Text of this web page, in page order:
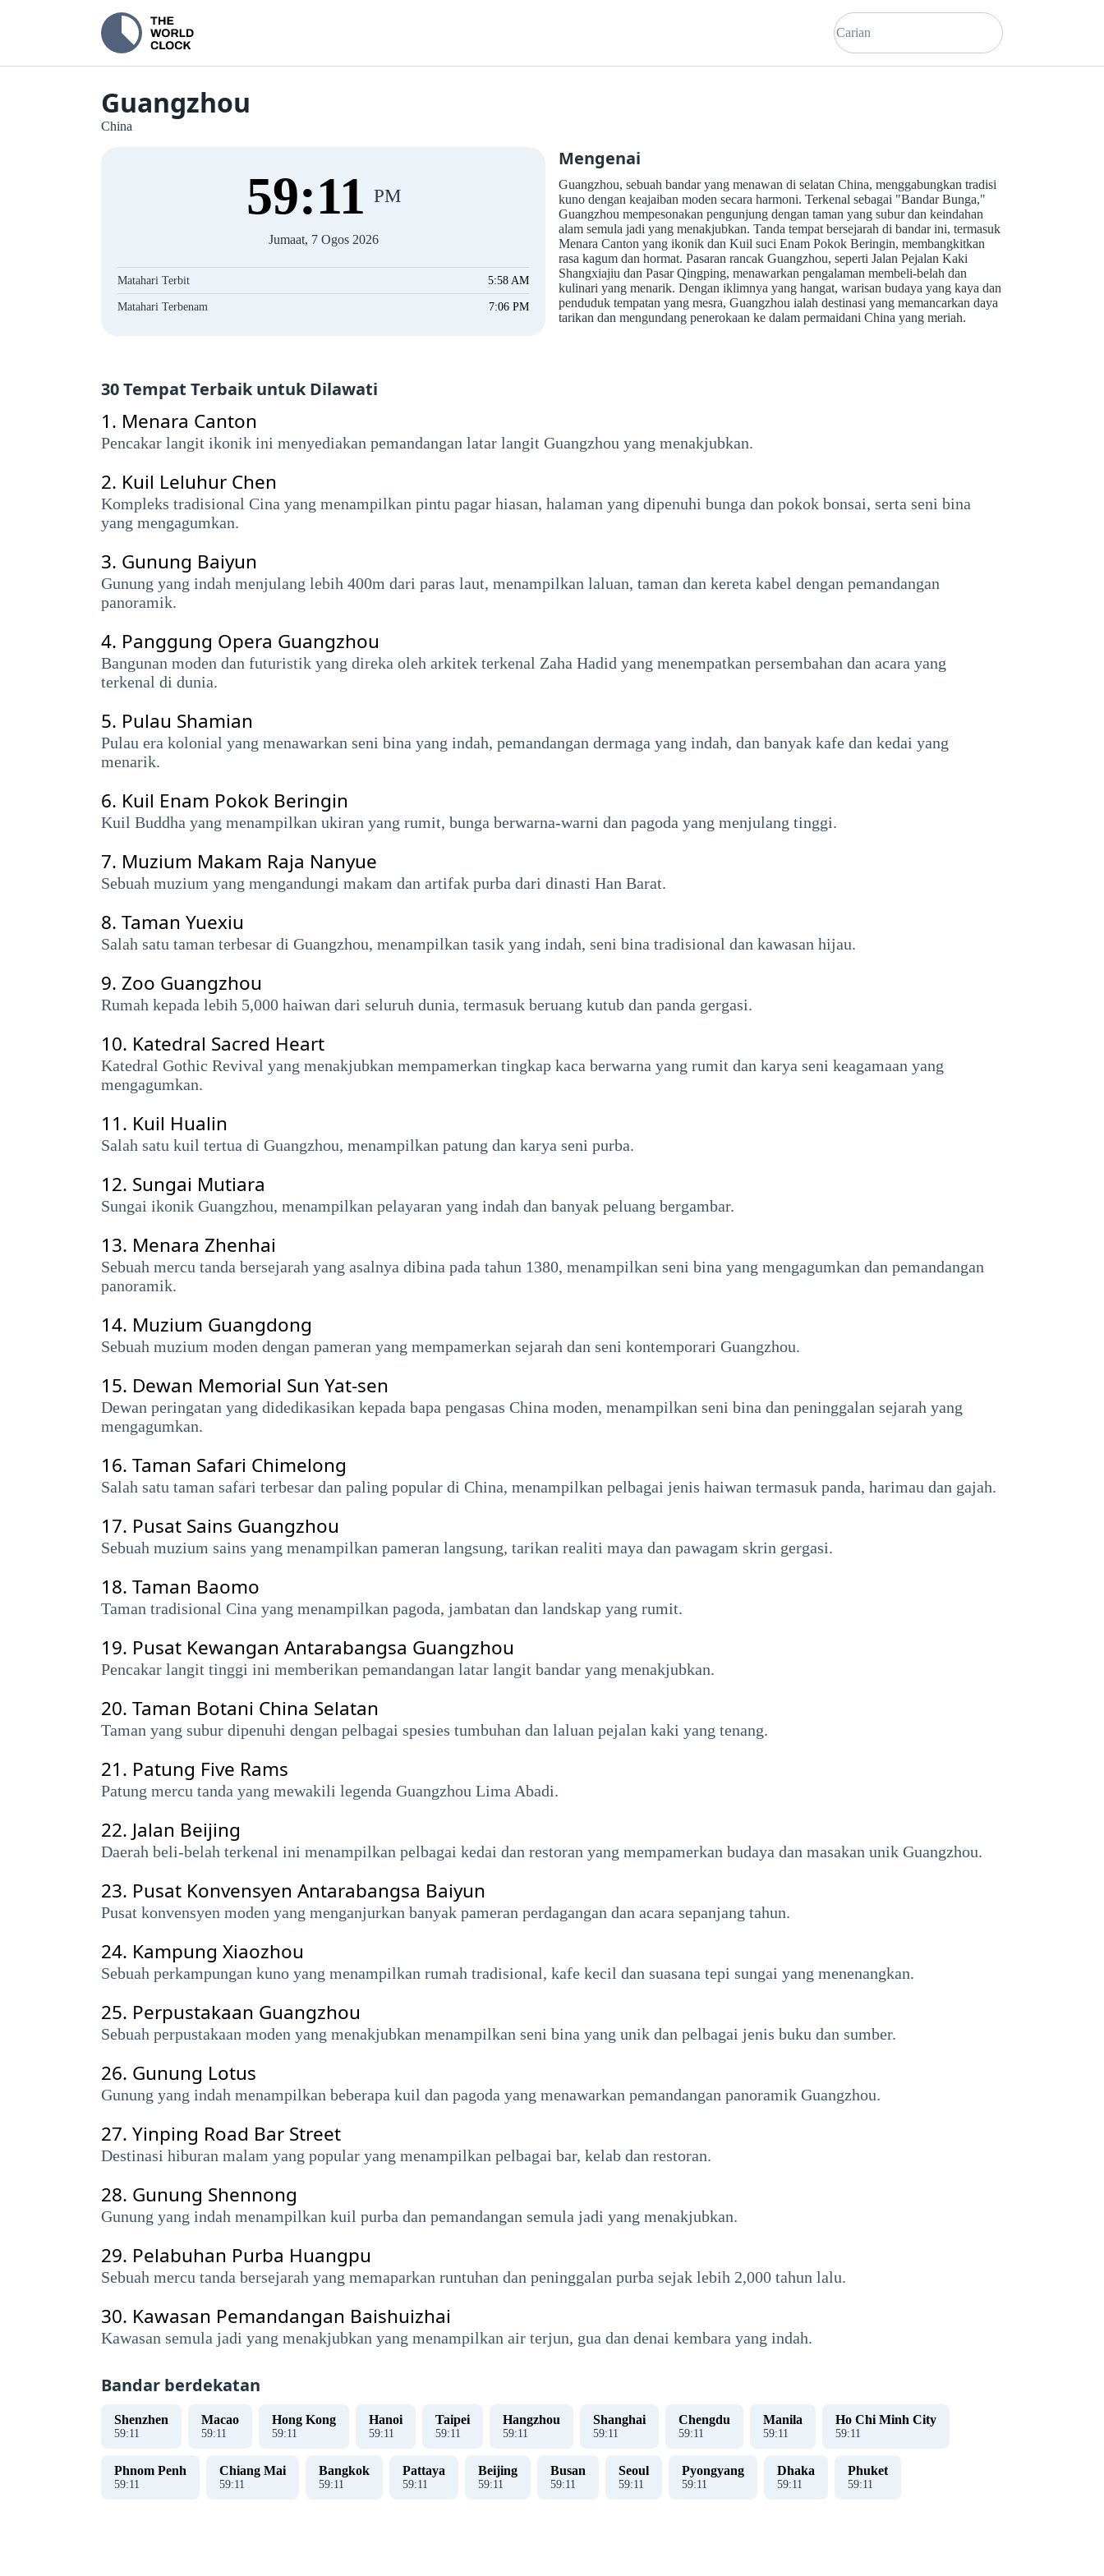
Guangzhou
China
59:12 PM
Jumaat, 7 Ogos 2026
Matahari Terbit 5:58 AM
Matahari Terbenam 7:06 PM
Mengenai
Guangzhou, sebuah bandar yang menawan di selatan China, menggabungkan tradisi
kuno dengan keajaiban moden secara harmoni. Terkenal sebagai "Bandar Bunga,"
Guangzhou mempesonakan pengunjung dengan taman yang subur dan keindahan
alam semula jadi yang menakjubkan. Tanda tempat bersejarah di bandar ini, termasuk
Menara Canton yang ikonik dan Kuil suci Enam Pokok Beringin, membangkitkan
rasa kagum dan hormat. Pasaran rancak Guangzhou, seperti Jalan Pejalan Kaki
Shangxiajiu dan Pasar Qingping, menawarkan pengalaman membeli-belah dan
kulinari yang menarik. Dengan iklimnya yang hangat, warisan budaya yang kaya dan
penduduk tempatan yang mesra, Guangzhou ialah destinasi yang memancarkan daya
tarikan dan mengundang penerokaan ke dalam permaidani China yang meriah.
30 Tempat Terbaik untuk Dilawati
1. Menara Canton
Pencakar langit ikonik ini menyediakan pemandangan latar langit Guangzhou yang menakjubkan.
2. Kuil Leluhur Chen
Kompleks tradisional Cina yang menampilkan pintu pagar hiasan, halaman yang dipenuhi bunga dan pokok bonsai, serta seni bina
yang mengagumkan.
3. Gunung Baiyun
Gunung yang indah menjulang lebih 400m dari paras laut, menampilkan laluan, taman dan kereta kabel dengan pemandangan
panoramik.
4. Panggung Opera Guangzhou
Bangunan moden dan futuristik yang direka oleh arkitek terkenal Zaha Hadid yang menempatkan persembahan dan acara yang
terkenal di dunia.
5. Pulau Shamian
Pulau era kolonial yang menawarkan seni bina yang indah, pemandangan dermaga yang indah, dan banyak kafe dan kedai yang
menarik.
6. Kuil Enam Pokok Beringin
Kuil Buddha yang menampilkan ukiran yang rumit, bunga berwarna-warni dan pagoda yang menjulang tinggi.
7. Muzium Makam Raja Nanyue
Sebuah muzium yang mengandungi makam dan artifak purba dari dinasti Han Barat.
8. Taman Yuexiu
Salah satu taman terbesar di Guangzhou, menampilkan tasik yang indah, seni bina tradisional dan kawasan hijau.
9. Zoo Guangzhou
Rumah kepada lebih 5,000 haiwan dari seluruh dunia, termasuk beruang kutub dan panda gergasi.
10. Katedral Sacred Heart
Katedral Gothic Revival yang menakjubkan mempamerkan tingkap kaca berwarna yang rumit dan karya seni keagamaan yang
mengagumkan.
11. Kuil Hualin
Salah satu kuil tertua di Guangzhou, menampilkan patung dan karya seni purba.
12. Sungai Mutiara
Sungai ikonik Guangzhou, menampilkan pelayaran yang indah dan banyak peluang bergambar.
13. Menara Zhenhai
Sebuah mercu tanda bersejarah yang asalnya dibina pada tahun 1380, menampilkan seni bina yang mengagumkan dan pemandangan
panoramik.
14. Muzium Guangdong
Sebuah muzium moden dengan pameran yang mempamerkan sejarah dan seni kontemporari Guangzhou.
15. Dewan Memorial Sun Yat-sen
Dewan peringatan yang didedikasikan kepada bapa pengasas China moden, menampilkan seni bina dan peninggalan sejarah yang
mengagumkan.
16. Taman Safari Chimelong
Salah satu taman safari terbesar dan paling popular di China, menampilkan pelbagai jenis haiwan termasuk panda, harimau dan gajah.
17. Pusat Sains Guangzhou
Sebuah muzium sains yang menampilkan pameran langsung, tarikan realiti maya dan pawagam skrin gergasi.
18. Taman Baomo
Taman tradisional Cina yang menampilkan pagoda, jambatan dan landskap yang rumit.
19. Pusat Kewangan Antarabangsa Guangzhou
Pencakar langit tinggi ini memberikan pemandangan latar langit bandar yang menakjubkan.
20. Taman Botani China Selatan
Taman yang subur dipenuhi dengan pelbagai spesies tumbuhan dan laluan pejalan kaki yang tenang.
21. Patung Five Rams
Patung mercu tanda yang mewakili legenda Guangzhou Lima Abadi.
22. Jalan Beijing
Daerah beli-belah terkenal ini menampilkan pelbagai kedai dan restoran yang mempamerkan budaya dan masakan unik Guangzhou.
23. Pusat Konvensyen Antarabangsa Baiyun
Pusat konvensyen moden yang menganjurkan banyak pameran perdagangan dan acara sepanjang tahun.
24. Kampung Xiaozhou
Sebuah perkampungan kuno yang menampilkan rumah tradisional, kafe kecil dan suasana tepi sungai yang menenangkan.
25. Perpustakaan Guangzhou
Sebuah perpustakaan moden yang menakjubkan menampilkan seni bina yang unik dan pelbagai jenis buku dan sumber.
26. Gunung Lotus
Gunung yang indah menampilkan beberapa kuil dan pagoda yang menawarkan pemandangan panoramik Guangzhou.
27. Yinping Road Bar Street
Destinasi hiburan malam yang popular yang menampilkan pelbagai bar, kelab dan restoran.
28. Gunung Shennong
Gunung yang indah menampilkan kuil purba dan pemandangan semula jadi yang menakjubkan.
29. Pelabuhan Purba Huangpu
Sebuah mercu tanda bersejarah yang memaparkan runtuhan dan peninggalan purba sejak lebih 2,000 tahun lalu.
30. Kawasan Pemandangan Baishuizhai
Kawasan semula jadi yang menakjubkan yang menampilkan air terjun, gua dan denai kembara yang indah.
Bandar berdekatan
Shenzhen
59:12
Macao
59:12
Hong Kong
59:12
Hanoi
59:12
Taipei
59:12
Hangzhou
59:12
Shanghai
59:12
Chengdu
59:12
Manila
59:12
Ho Chi Minh City
59:12
Phnom Penh
59:12
Chiang Mai
59:12
Bangkok
59:12
Pattaya
59:12
Beijing
59:12
Busan
59:12
Seoul
59:12
Pyongyang
59:12
Dhaka
59:12
Phuket
59:12